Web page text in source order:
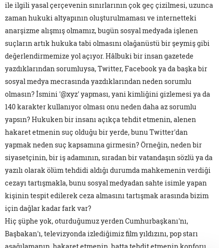
ile ilgili yasal çerçevenin sınırlarının çok geç çizilmesi, uzunca
zaman hukuki altyapının oluşturulmaması ve internetteki
anarşizme alışmış olmamız, bugün sosyal medyada işlenen
suçların artık hukuka tabi olmasını olağanüstü bir şeymiş gibi
değerlendirmemize yol açıyor. Hâlbuki bir insan gazetede
yazdıklarından sorumluysa, Twitter, Facebook ya da başka bir
sosyal medya mecrasında yazdıklarından neden sorumlu
olmasın? İsmini '@xyz' yapması, yani kimliğini gizlemesi ya da
140 karakter kullanıyor olması onu neden daha az sorumlu
yapsın? Hukuken bir insanı açıkça tehdit etmenin, alenen
hakaret etmenin suç olduğu bir yerde, bunu Twitter'dan
yapmak neden suç kapsamına girmesin? Örneğin, neden bir
siyasetçinin, bir iş adamının, sıradan bir vatandaşın sözlü ya da
yazılı olarak ölüm tehdidi aldığı durumda mahkemenin verdiği
cezayı tartışmakla, bunu sosyal medyadan sahte isimle yapan
kişinin tespit edilerek ceza almasını tartışmak arasında bizim
için dağlar kadar fark var?
Hiç şüphe yok, oturduğumuz yerden Cumhurbaşkanı'nı,
Başbakan'ı, televizyonda izlediğimiz film yıldızını, pop starı